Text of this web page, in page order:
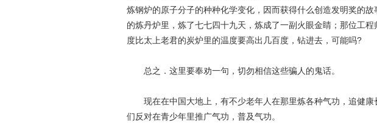
炼钢炉的原子分子的种种化学变化，因而获得什么创造发明奖的
的炼丹炉里，炼了七七四十九天，炼成了一副火眼金睛；那位工
度比太上老君的炭炉里的温度要高出几百度，钻进去，可能吗?
总之．这里要奉劝一句，切勿相信这些骗人的鬼话。
现在在中国大地上，有不少老年人在那里炼各种气功，追健康
们反对在青少年里推广气功，普及气功。